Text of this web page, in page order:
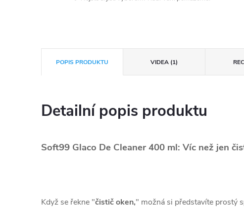
POPIS PRODUKTU VIDEA (1)
Detailní popis produktu
Soft99 Glaco De Cleaner 400 ml: Víc než jen
Když se řekne "čistič oken," možná si představíte prostý